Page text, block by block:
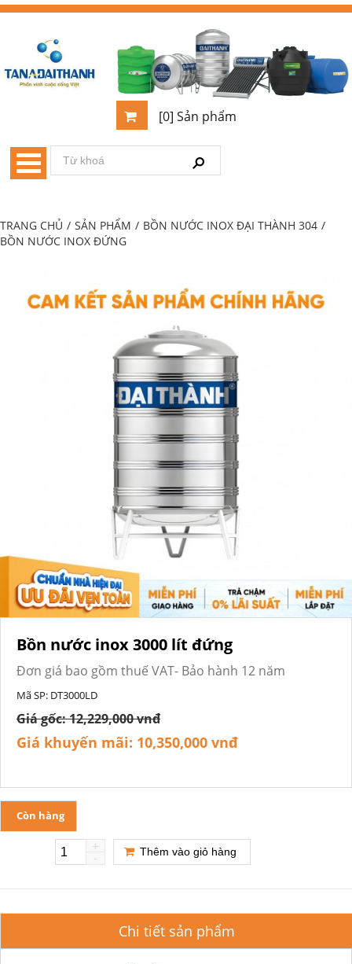
[0] Sản phẩm
TRANG CHỦ / SẢN PHẨM / BỒN NƯỚC INOX ĐẠI THÀNH 304 /
BỒN NƯỚC INOX ĐỨNG
Bồn nước inox 3000 lít đứng
Đơn giá bao gồm thuế VAT- Bảo hành 12 năm
Mã SP: DT3000LD
Giá gốc:12,229,000 vnđ
Giá khuyến mãi: 10,350,000 vnđ
Còn hàng
-
+ Thêm vào giỏ hàng
Chi tiết sản phẩm